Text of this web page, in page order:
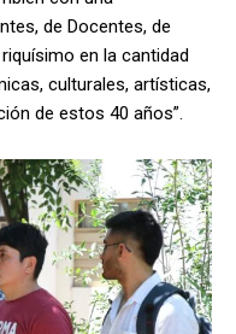
de Docentes, de
en la cantidad
culturales, artísticas,
de estos 40 años”.